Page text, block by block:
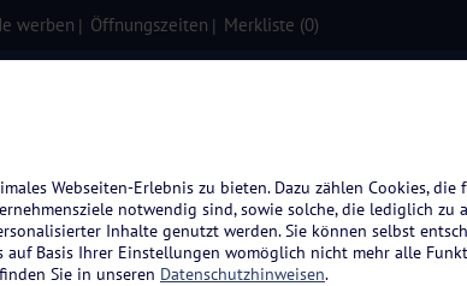
werben Öffnungszeiten Merkliste (0)
Webseiten-Erlebnis zu bieten. Dazu zählen Cookies,
notwendig sind, sowie solche, die lediglich zu
Inhalte genutzt werden. Sie können selbst
auf Basis Ihrer Einstellungen womöglich nicht mehr alle
Sie in unseren Datenschutzhinweisen.